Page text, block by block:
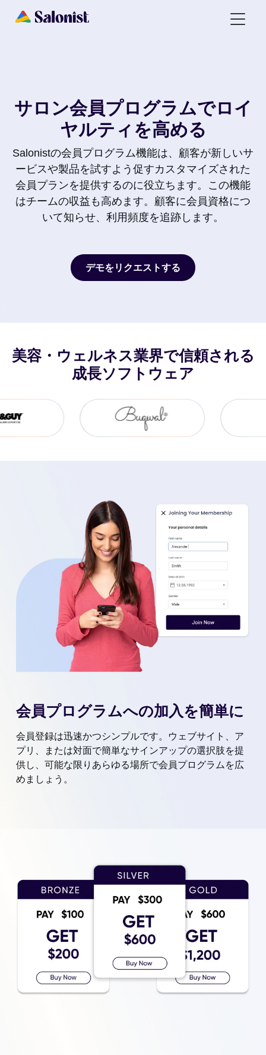
サロン会員プログラムでロイ
ヤルティを高める
Salonistの会員プログラム機能は、顧客が新しいサ
ービスや製品を試すよう促すカスタマイズされた
会員プランを提供するのに役立ちます。この機能
はチームの収益も高めます。顧客に会員資格につ
いて知らせ、利用頻度を追跡します。
デモをリクエストする
美容・ウェルネス業界で信頼される
成長ソフトウェア
会員プログラムへの加入を簡単に
会員登録は迅速かつシンプルです。ウェブサイト、ア
プリ、または対面で簡単なサインアップの選択肢を提
供し、可能な限りあらゆる場所で会員プログラムを広
めましょう。